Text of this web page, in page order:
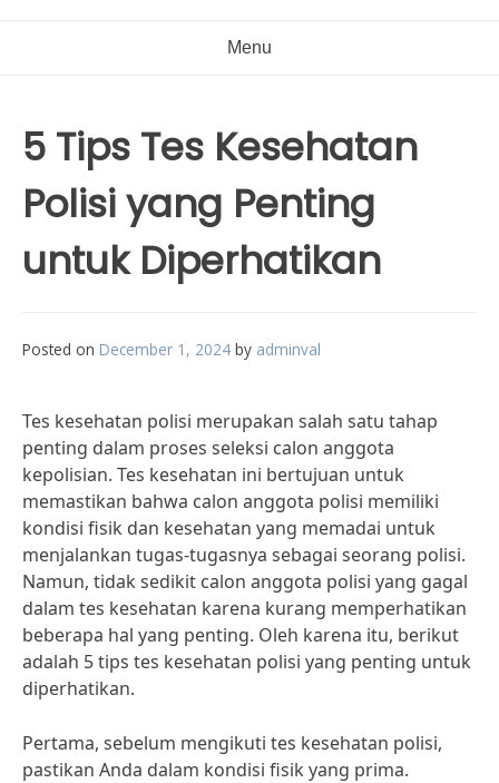
Menu
5 Tips Tes Kesehatan
Polisi yang Penting
untuk Diperhatikan
Posted on December 1, 2024 by adminval
Tes kesehatan polisi merupakan salah satu tahap
penting dalam proses seleksi calon anggota
kepolisian. Tes kesehatan ini bertujuan untuk
memastikan bahwa calon anggota polisi memiliki
kondisi fisik dan kesehatan yang memadai untuk
menjalankan tugas-tugasnya sebagai seorang polisi.
Namun, tidak sedikit calon anggota polisi yang gagal
dalam tes kesehatan karena kurang memperhatikan
beberapa hal yang penting. Oleh karena itu, berikut
adalah 5 tips tes kesehatan polisi yang penting untuk
diperhatikan.
Pertama, sebelum mengikuti tes kesehatan polisi,
pastikan Anda dalam kondisi fisik yang prima.